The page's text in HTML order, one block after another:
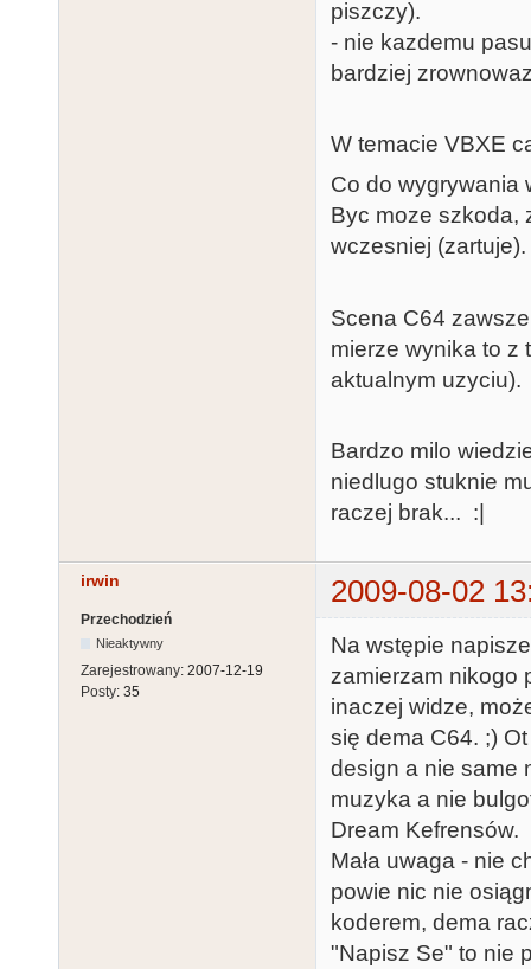
piszczy).
- nie kazdemu
bardziej
W temacie VBXE
Co do wygrywania
Byc moze szkoda,
wczesniej (zartuje).
Scena C64
mierze wynika to z
aktualnym uzyciu).
Bardzo milo
niedlugo stuknie
raczej brak... :|
irwin 2009-08-02
Przechodzień
Nieaktywny
Zarejestrowany: 2007-12-19
Posty: 35
Na wstępie
zamierzam nikogo
inaczej widze,
się dema C64. ;)
design a nie same
muzyka a nie
Dream Kefrensów.
Mała uwaga - nie
powie nic nie
koderem, dema
"Napisz Se" to nie